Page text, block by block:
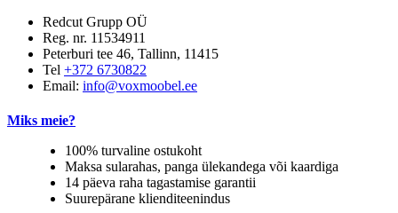
Redcut Grupp OÜ
Reg. nr. 11534911
Peterburi tee 46, Tallinn, 11415
Tel +372 6730822
Email: info@voxmoobel.ee
Miks meie?
100% turvaline ostukoht
Maksa sularahas, panga ülekandega või kaardiga
14 päeva raha tagastamise garantii
Suurepärane klienditeenindus